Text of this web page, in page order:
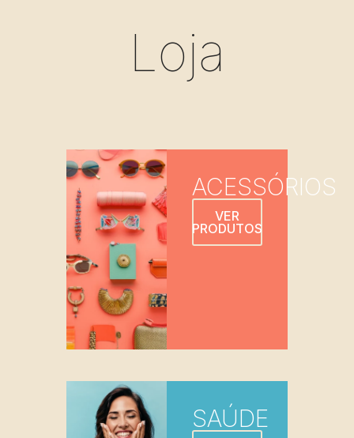
Loja
ACESSÓRIOS
VER
PRODUTOS
SAÚDE